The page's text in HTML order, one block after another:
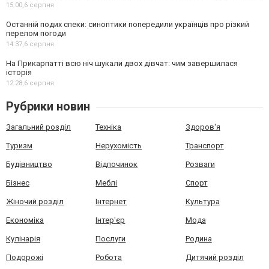
15:00,6 серпня
Останній подих спеки: синоптики попередили українців про різкий
перелом погоди
14:37,6 серпня
На Прикарпатті всю ніч шукали двох дівчат: чим завершилася
історія
12:28,6 серпня
Рубрики новин
Загальний розділ Техніка Здоров'я
Туризм Нерухомість Транспорт
Будівництво Відпочинок Розваги
Бізнес Меблі Спорт
Жіночий розділ Інтернет Культура
Економіка Інтер'єр Мода
Кулінарія Послуги Родина
Подорожі Робота Дитячий розділ